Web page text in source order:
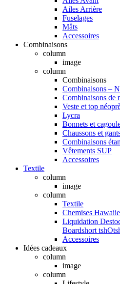
Ailes Arrière
Fuselages
Mâts
Accessoires
Combinaisons
column
image
column
Combinaisons
Combinaisons –
Combinaisons de
Veste et top
Lycra
Bonnets et
Chaussons et
Combinaisons
Vêtements SUP
Accessoires
Textile
column
image
column
Textile
Chemises
Liquidation
Boardshort
Accessoires
Idées cadeaux
column
image
column